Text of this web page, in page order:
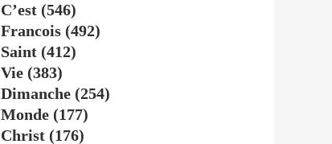
C’est (546)
Francois (492)
Saint (412)
Vie (383)
Dimanche (254)
Monde (177)
Christ (176)